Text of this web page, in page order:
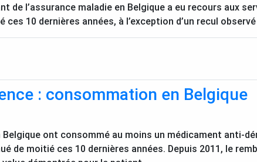
de l’assurance maladie en Belgique a eu recours aux
10 dernières années, à l’exception d’un recul
: consommation en Belgique
Belgique ont consommé au moins un médicament anti-
de moitié ces 10 dernières années. Depuis 2011, le